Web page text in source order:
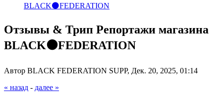
BLACK⚫️FEDERATION
Отзывы & Трип Репортажи магазина
BLACK⚫️FEDERATION
Автор BLACK FEDERATION SUPP, Дек. 20, 2025, 01:14
« назад - далее »